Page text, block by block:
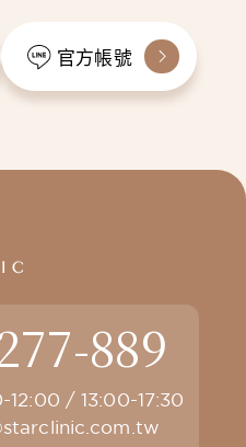
官方帳號
889
12:00 / 13:00-17:30